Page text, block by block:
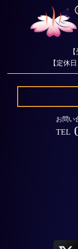
【定休
お問い
TEL